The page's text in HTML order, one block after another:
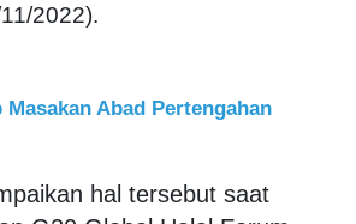
2022).
Abad Pertengahan
hal tersebut saat